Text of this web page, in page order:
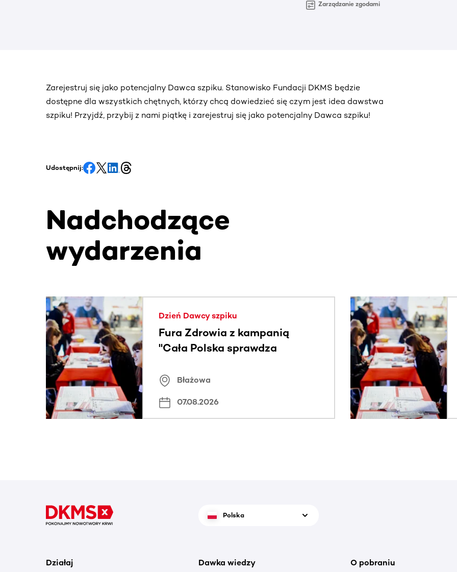
Zarządzanie zgodami
Zarejestruj się jako potencjalny Dawca szpiku. Stanowisko Fundacji DKMS będzie
dostępne dla wszystkich chętnych, którzy chcą dowiedzieć się czym jest idea dawstwa
szpiku! Przyjdź, przybij z nami piątkę i zarejestruj się jako potencjalny Dawca szpiku!
Udostępnij:
Nadchodzące
wydarzenia
Ta sekcja zawiera treści przewijane w poziomie. Użyj klawisza Tab lub przesuń palcem, aby zobaczyć
Dzień Dawcy szpiku
Fura Zdrowia z kampanią
"Cała Polska sprawdza
Błażowa
07.08.2026
Polska
Działaj Dawka wiedzy O pobraniu